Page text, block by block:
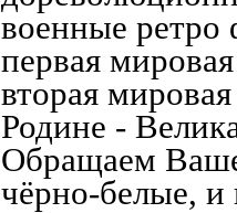
военные ретро
первая
вторая
Родине -
Обращаем
чёрно-белые, и